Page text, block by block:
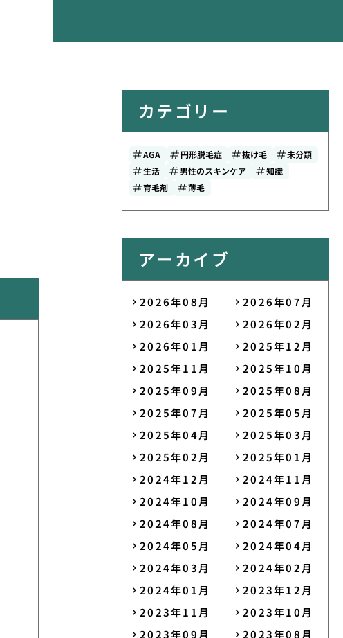
カテゴリー
AGA 円形脱毛症 抜け毛
未分類
生活
男性のスキンケア
知識
育毛剤
薄毛
アーカイブ
2026年08月
2026年07月
2026年03月
2026年02月
2026年01月
2025年12月
2025年11月
2025年10月
2025年09月
2025年08月
2025年07月
2025年05月
2025年04月
2025年03月
2025年02月
2025年01月
2024年12月
2024年11月
2024年10月
2024年09月
2024年08月
2024年07月
2024年05月
2024年04月
2024年03月
2024年02月
2024年01月
2023年12月
2023年11月
2023年10月
2023年09月
2023年08月